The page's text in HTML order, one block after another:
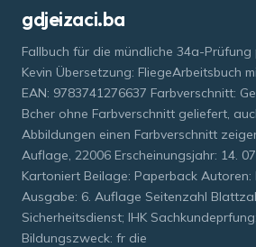
gdjeizaci.ba
Fallbuch für die mündliche 34a-
Kevin Übersetzung: FliegeArbeitsbuch
EAN: 9783741276637 Farbverschnitt:
Bcher ohne Farbverschnitt geliefert,
Abbildungen einen Farbverschnitt
Auflage, 22006 Erscheinungsjahr: 14.
Kartoniert Beilage: Paperback Autoren:
Ausgabe: 6. Auflage Seitenzahl
Sicherheitsdienst; IHK
Bildungszweck: fr die